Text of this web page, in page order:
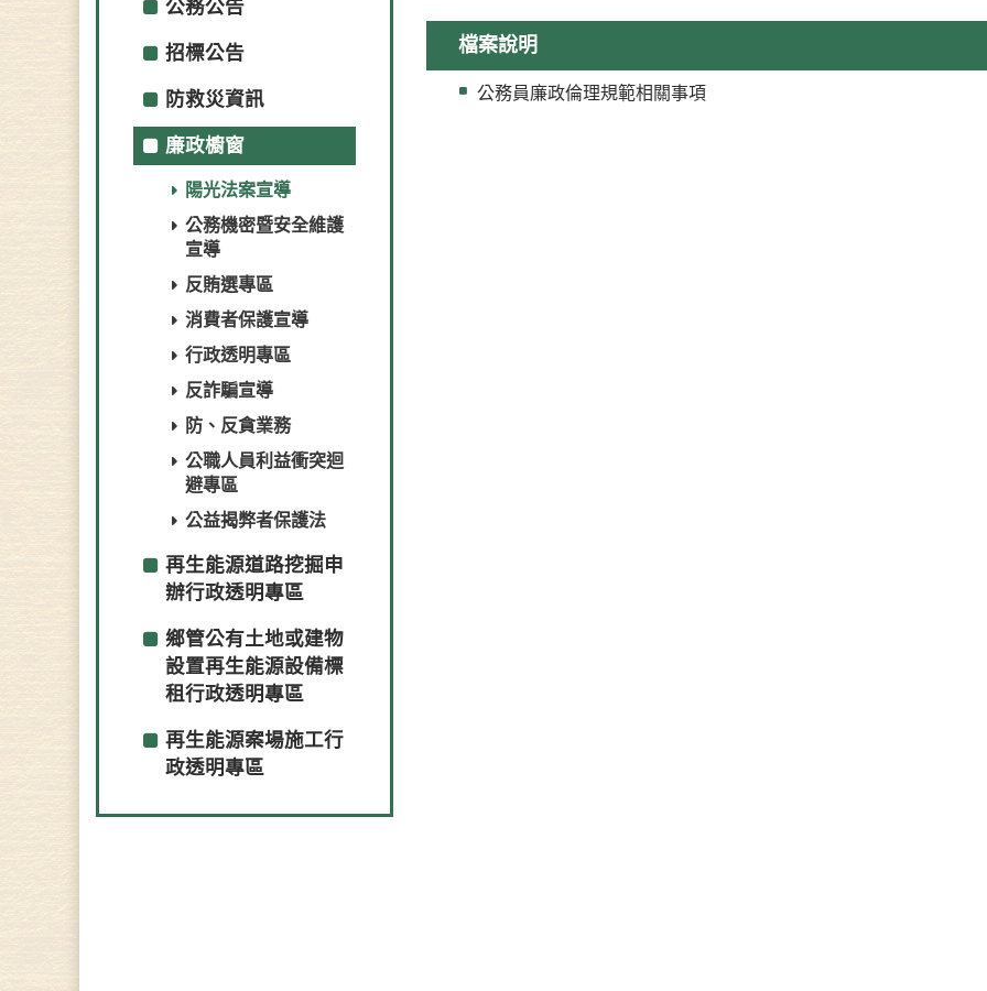
公務公告
招標公告
防救災資訊
廉政櫥窗
陽光法案宣導
公務機密暨安全維護
宣導
反賄選專區
消費者保護宣導
行政透明專區
反詐騙宣導
防、反貪業務
公職人員利益衝突迴
避專區
公益揭弊者保護法
再生能源道路挖掘申
辦行政透明專區
鄉管公有土地或建物
設置再生能源設備標
租行政透明專區
再生能源案場施工行
政透明專區
檔案說明
公務員廉政倫理規範相關事項